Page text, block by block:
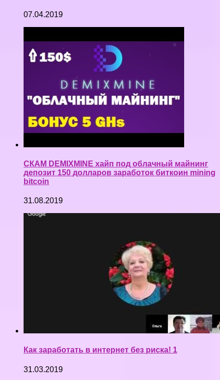
07.04.2019
СКАМ DEMIXMINE хайп под облачный майнинг
депозит 150 долларов заработок биткоин mining
bitcoin
31.08.2019
Как заработать в интернет без риска! 1
31.03.2019